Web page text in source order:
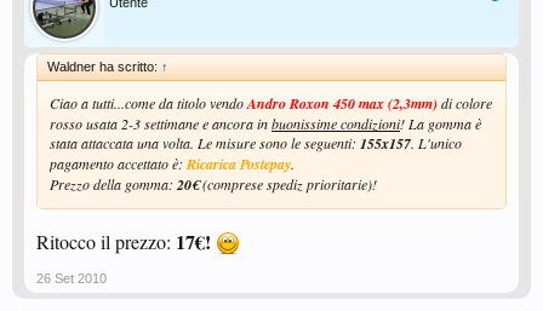
Waldner ha scritto: ↑
Ciao a tutti...come da titolo vendoAndro Roxon 450 max (2,3mm)di colore
rosso usata 2-3 settimane e ancora inbuonissime condizioni! La gomma è
stata attaccata una volta. Le misure sono le seguenti: 155x157. L'unico
pagamento accettato è: Ricarica Postepay.
Prezzo della gomma: 20€(comprese spediz prioritarie)!
Ritocco il prezzo: 17€!
26 Set 2010